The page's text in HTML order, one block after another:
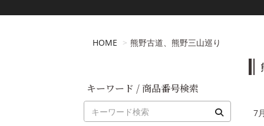
HOME 熊野古道、熊野三山巡り
7
キーワード / 商品番号検索